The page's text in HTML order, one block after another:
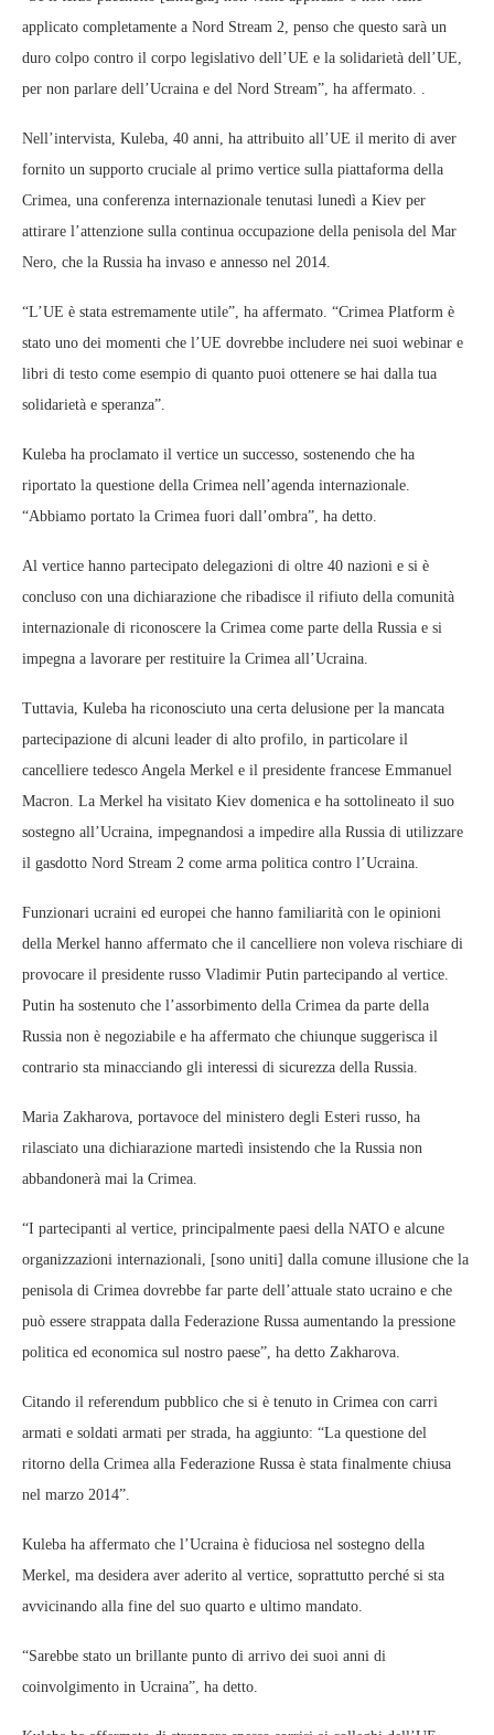
applicato completamente a Nord Stream 2, penso che questo sarà un
duro colpo contro il corpo legislativo dell’UE e la solidarietà dell’UE,
per non parlare dell’Ucraina e del Nord Stream”, ha affermato. .
Nell’intervista, Kuleba, 40 anni, ha attribuito all’UE il merito di aver
fornito un supporto cruciale al primo vertice sulla piattaforma della
Crimea, una conferenza internazionale tenutasi lunedì a Kiev per
attirare l’attenzione sulla continua occupazione della penisola del Mar
Nero, che la Russia ha invaso e annesso nel 2014.
“L’UE è stata estremamente utile”, ha affermato. “Crimea Platform è
stato uno dei momenti che l’UE dovrebbe includere nei suoi webinar e
libri di testo come esempio di quanto puoi ottenere se hai dalla tua
solidarietà e speranza”.
Kuleba ha proclamato il vertice un successo, sostenendo che ha
riportato la questione della Crimea nell’agenda internazionale.
“Abbiamo portato la Crimea fuori dall’ombra”, ha detto.
Al vertice hanno partecipato delegazioni di oltre 40 nazioni e si è
concluso con una dichiarazione che ribadisce il rifiuto della comunità
internazionale di riconoscere la Crimea come parte della Russia e si
impegna a lavorare per restituire la Crimea all’Ucraina.
Tuttavia, Kuleba ha riconosciuto una certa delusione per la mancata
partecipazione di alcuni leader di alto profilo, in particolare il
cancelliere tedesco Angela Merkel e il presidente francese Emmanuel
Macron. La Merkel ha visitato Kiev domenica e ha sottolineato il suo
sostegno all’Ucraina, impegnandosi a impedire alla Russia di utilizzare
il gasdotto Nord Stream 2 come arma politica contro l’Ucraina.
Funzionari ucraini ed europei che hanno familiarità con le opinioni
della Merkel hanno affermato che il cancelliere non voleva rischiare di
provocare il presidente russo Vladimir Putin partecipando al vertice.
Putin ha sostenuto che l’assorbimento della Crimea da parte della
Russia non è negoziabile e ha affermato che chiunque suggerisca il
contrario sta minacciando gli interessi di sicurezza della Russia.
Maria Zakharova, portavoce del ministero degli Esteri russo, ha
rilasciato una dichiarazione martedì insistendo che la Russia non
abbandonerà mai la Crimea.
“I partecipanti al vertice, principalmente paesi della NATO e alcune
organizzazioni internazionali, [sono uniti] dalla comune illusione che la
penisola di Crimea dovrebbe far parte dell’attuale stato ucraino e che
può essere strappata dalla Federazione Russa aumentando la pressione
politica ed economica sul nostro paese”, ha detto Zakharova.
Citando il referendum pubblico che si è tenuto in Crimea con carri
armati e soldati armati per strada, ha aggiunto: “La questione del
ritorno della Crimea alla Federazione Russa è stata finalmente chiusa
nel marzo 2014”.
Kuleba ha affermato che l’Ucraina è fiduciosa nel sostegno della
Merkel, ma desidera aver aderito al vertice, soprattutto perché si sta
avvicinando alla fine del suo quarto e ultimo mandato.
“Sarebbe stato un brillante punto di arrivo dei suoi anni di
coinvolgimento in Ucraina”, ha detto.